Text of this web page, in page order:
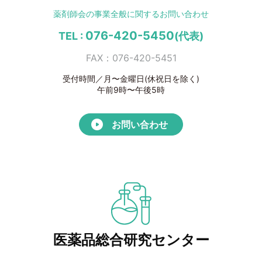
薬剤師会の事業全般に関するお問い合わせ
TEL : 076-420-5450(代表)
FAX：076-420-5451
受付時間／月〜金曜日(休祝日を除く)
午前9時〜午後5時
お問い合わせ
医薬品総合研究センター